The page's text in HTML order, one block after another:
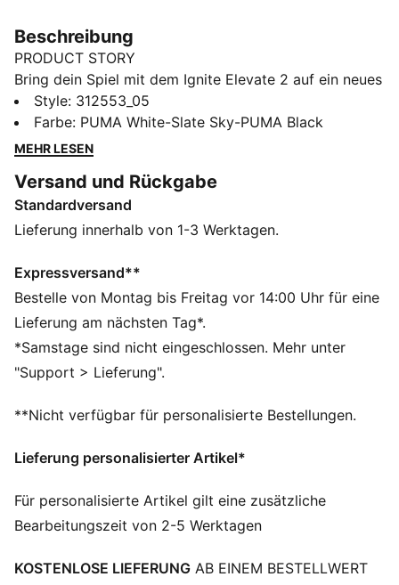
Beschreibung
PRODUCT STORY
Bring dein Spiel mit dem Ignite Elevate 2 auf ein neues
Level – hier trifft Power auf Präzision. Die
ultrastützende Zwischensohle verfügt über die
FLOATPLATE Technologie, die den Mittelfuß
bietet. Der PWRSADDLE umschließt deinen Fuß, damit
du jeden Schlag mit ultimativem Halt zum Game-
Changer machst.
IGNITEFOAM: Revolutionärer PU-Schaum, der
Energierückgabe, reaktionsfreudigen Komfort und
überlegenen Einstiegskomfort bietet
DETAILS
Breite: Regulär
Zehentyp: Abgerundet
1 Jahr wasserdichtes Obermaterial
Style: 312553_05
Farbe: PUMA White-Slate Sky-PUMA Black
MEHR LESEN
Versand und Rückgabe
Standardversand
Lieferung innerhalb von 1-3 Werktagen.
Expressversand**
Bestelle von Montag bis Freitag vor 14:00 Uhr für eine
Lieferung am nächsten Tag*.
*Samstage sind nicht eingeschlossen. Mehr unter
"Support > Lieferung".
**Nicht verfügbar für personalisierte Bestellungen.
Lieferung personalisierter Artikel*
Für personalisierte Artikel gilt eine zusätzliche
Bearbeitungszeit von 2-5 Werktagen
KOSTENLOSE LIEFERUNG AB EINEM BESTELLWERT